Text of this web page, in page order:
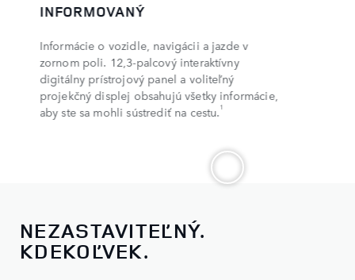
INFORMOVANÝ
Informácie o vozidle, navigácii a jazde v
zornom poli. 12,3-palcový interaktívny
digitálny prístrojový panel a voliteľný
projekčný displej obsahujú všetky informácie,
aby ste sa mohli sústrediť na cestu.1
NEZASTAVITEĽNÝ.
KDEKOĽVEK.